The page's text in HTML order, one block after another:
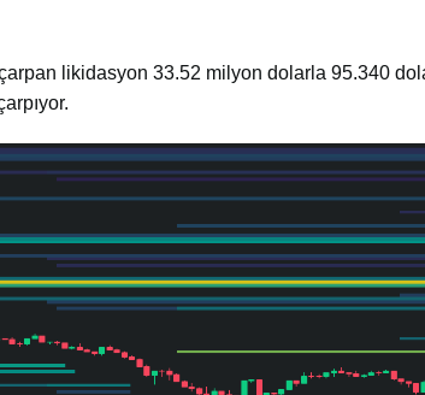
likidasyon 33.52 milyon dolarla 95.340